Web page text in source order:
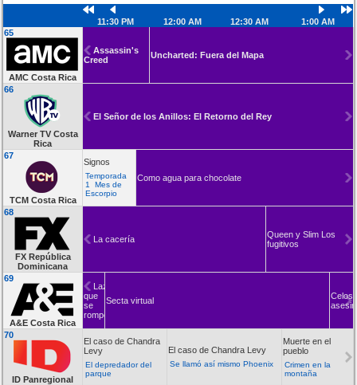
11:30 PM 12:00 AM 12:30 AM
1:00 AM
65
AMC Costa Rica
Assassin's
Creed
Uncharted: Fuera del Mapa
66
Warner TV Costa
Rica
El Señor de los Anillos: El Retorno del Rey
67
TCM Costa Rica
Signos
Temporada
1 Mes de
Escorpio
Como agua para chocolate
68
FX República
Dominicana
La cacería
Queen y Slim Los
fugitivos
69
A&E Costa Rica
Lazos
que
se
rompen
Secta virtual
Celos
70
ID Panregional
El caso de Chandra
Levy
El depredador del
parque
El caso de Chandra Levy
Se llamó así mismo Phoenix
Muerte en el
pueblo
Crimen en la
montaña